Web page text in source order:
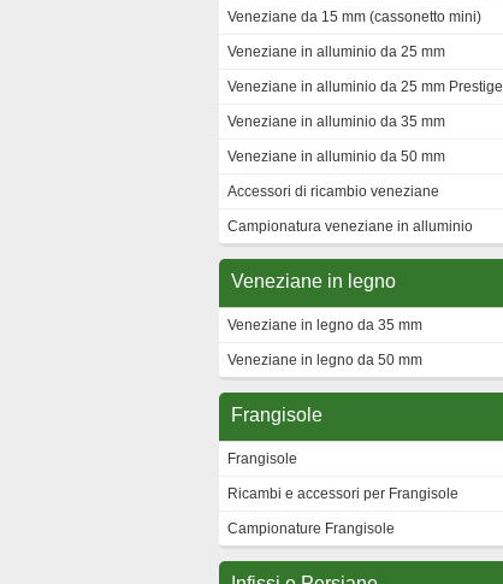
Veneziane da 15 mm (cassonetto mini)
Veneziane in alluminio da 25 mm
Veneziane in alluminio da 25 mm Prestige
Veneziane in alluminio da 35 mm
Veneziane in alluminio da 50 mm
Accessori di ricambio veneziane
Campionatura veneziane in alluminio
Veneziane in legno
Veneziane in legno da 35 mm
Veneziane in legno da 50 mm
Frangisole
Frangisole
Ricambi e accessori per Frangisole
Campionature Frangisole